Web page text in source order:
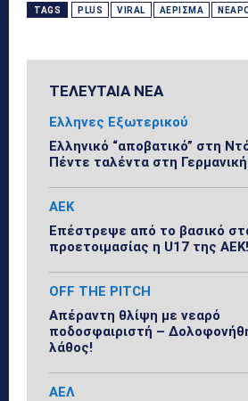
TAGS PLUS VIRAL ΑΈΡΙΣΜΑ
ΤΕΛΕΥΤΑΙΑ ΝΕΑ
Ελληνες Εξωτερικού
Ελληνικό “αποβατικό” στη
Πέντε ταλέντα στη
ΑΕΚ
Επέστρεψε από το βασικό
προετοιμασίας η U17 της ΑΕΚ!
OFF THE PITCH
Απέραντη θλίψη με νεαρό
ποδοσφαιριστή –
λάθος!
ΑΕΛ